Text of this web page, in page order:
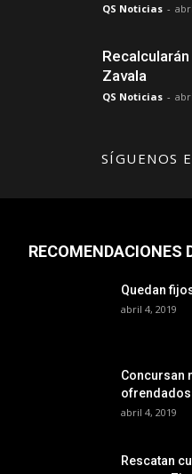
QS Noticias -
Zavala
QS Noticias -
SÍGUENOS
RECOMENDACIONES
Quedan
abril 4, 2019
Concursan
ofrendados
abril 4, 2019
Rescatan